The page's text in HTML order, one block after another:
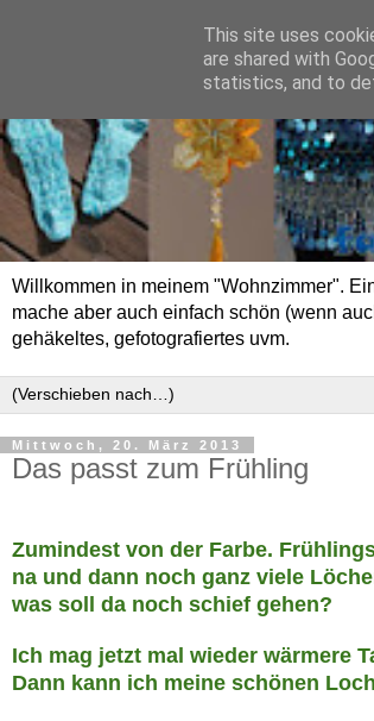
Willkommen in meinem "Wohnzimmer".
mache aber auch einfach schön (wenn
gehäkeltes, gefotografiertes uvm.
Mittwoch, 20. März 2013
Das passt zum Frühling
Zumindest von der Farbe.
na und dann noch ganz viele
was soll da noch schief gehen?
Ich mag jetzt mal wieder wärmere
Dann kann ich meine schönen
This site uses
are shared with
statistics, and to